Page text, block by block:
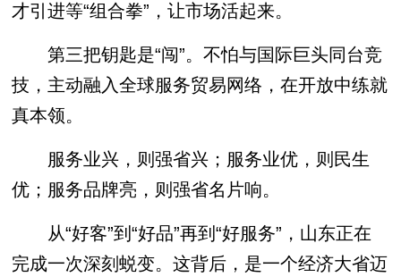
才引进等“组合拳”，让市场活起来。
第三把钥匙是“闯”。不怕与国际巨头同台竞
技，主动融入全球服务贸易网络，在开放中练就
真本领。
服务业兴，则强省兴；服务业优，则民生
优；服务品牌亮，则强省名片响。
从“好客”到“好品”再到“好服务”，山东正在
完成一次深刻蜕变。这背后，是一个经济大省迈